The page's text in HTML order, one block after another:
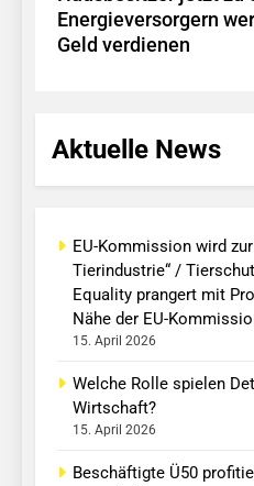
Energieversorgern
Geld verdienen
Aktuelle News
EU-Kommission wird
Tierindustrie“ /
Equality prangert mit
Nähe der EU-
15. April 2026
Welche Rolle spielen
Wirtschaft?
15. April 2026
Beschäftigte Ü50